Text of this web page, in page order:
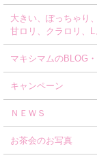
大きい、ぽっちゃり
甘ロリ、クラロリ、L
マキシマムのBLOG
キャンペーン
ＮＥＷＳ
お茶会のお写真